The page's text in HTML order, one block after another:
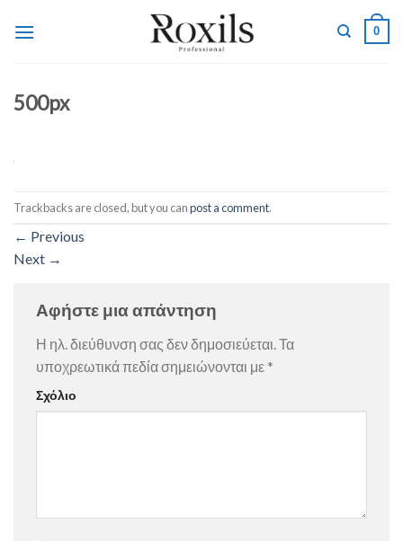
0
500px
Trackbacks are closed, but you canpost a comment.
← Previous
Next →
Αφήστε μια απάντηση
Η ηλ. διεύθυνση σας δεν δημοσιεύεται.Τα
υποχρεωτικά πεδία σημειώνονται με *
Σχόλιο